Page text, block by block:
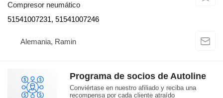
Compresor neumático
51541007231, 51541007246
Alemania, Ramin
Programa de socios de Autoline
Conviértase en nuestro afiliado y reciba una
recompensa por cada cliente atraído